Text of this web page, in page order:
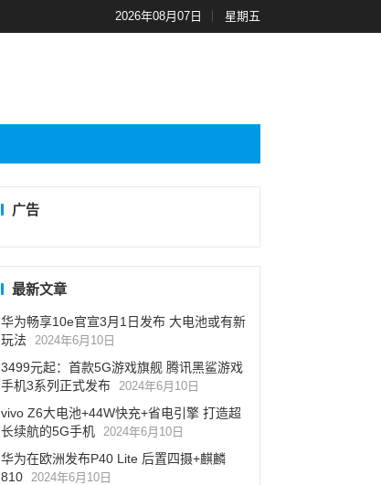
2026年08月07日 星期五
广告
最新文章
华为畅享10e官宣3月1日发布 大电池或有新
玩法 2024年6月10日
3499元起：首款5G游戏旗舰 腾讯黑鲨游戏
手机3系列正式发布 2024年6月10日
vivo Z6大电池+44W快充+省电引擎 打造超
长续航的5G手机 2024年6月10日
华为在欧洲发布P40 Lite 后置四摄+麒麟
810 2024年6月10日